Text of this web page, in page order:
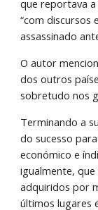
que reportava a
“com discursos
assassinado
O autor
dos outros
sobretudo nos
Terminando a
do sucesso
económico e
igualmente,
adquiridos por
últimos lugares